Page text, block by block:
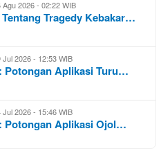
Agu 2026 - 02:22 WIB
Tragedy Kebakar…
Jul 2026 - 12:53 WIB
Potongan Aplikasi Turu…
Jul 2026 - 15:46 WIB
Potongan Aplikasi Ojol…